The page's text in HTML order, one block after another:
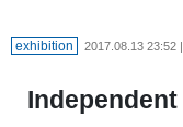
exhibition 2017.08.13 23:52
Independent